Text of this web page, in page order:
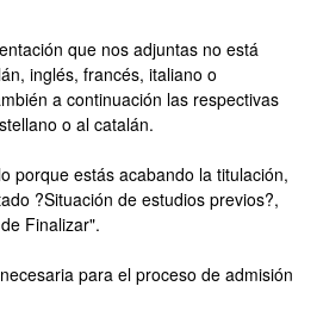
que nos adjuntas no está
inglés, francés, italiano o
a continuación las respectivas
o al catalán.
porque estás acabando la titulación,
?Situación de estudios previos?,
Finalizar".
para el proceso de admisión